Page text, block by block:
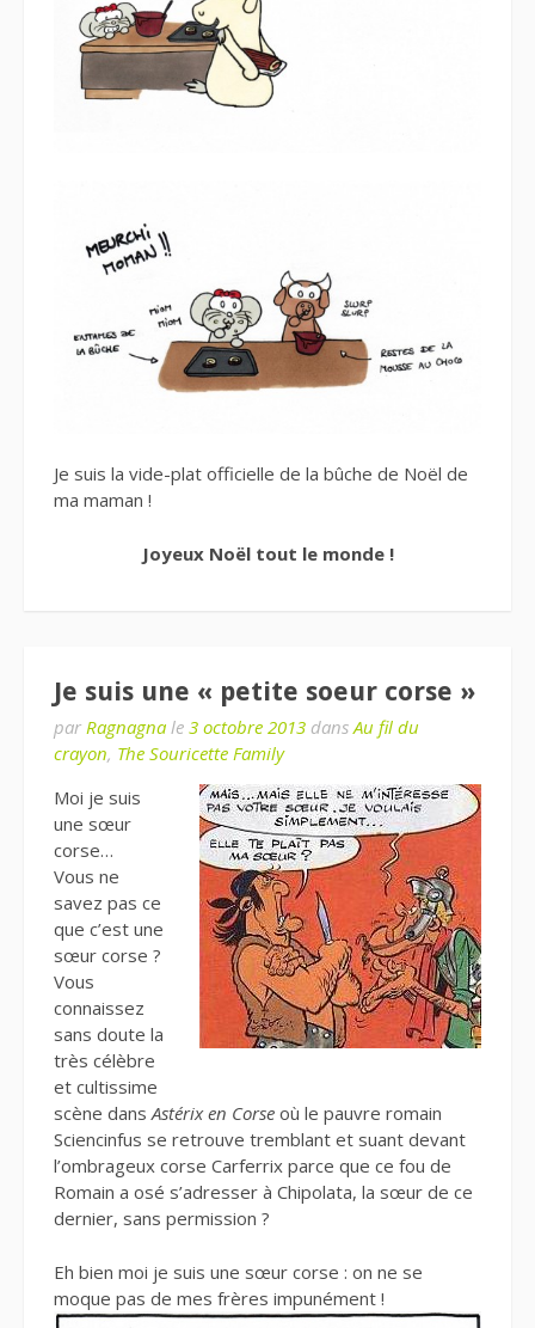
Je suis la vide-plat officielle de la bûche de Noël de
ma maman !
Joyeux Noël tout le monde !
Je suis une « petite soeur corse »
par Ragnagna le 3 octobre 2013 dansAu fil du
crayon, The Souricette Family
Moi je suis
une sœur
corse…
Vous ne
savez pas ce
que c’est une
sœur corse ?
Vous
connaissez
sans doute la
très célèbre
et cultissime
scène dansAstérix en Corse où le pauvre romain
Sciencinfus se retrouve tremblant et suant devant
l’ombrageux corse Carferrix parce que ce fou de
Romain a osé s’adresser à Chipolata, la sœur de ce
dernier, sans permission ?
Eh bien moi je suis une sœur corse : on ne se
moque pas de mes frères impunément !